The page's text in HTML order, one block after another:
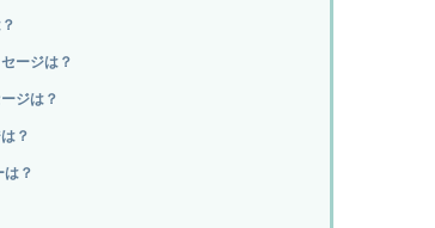
ージは？
ジは？
？
？